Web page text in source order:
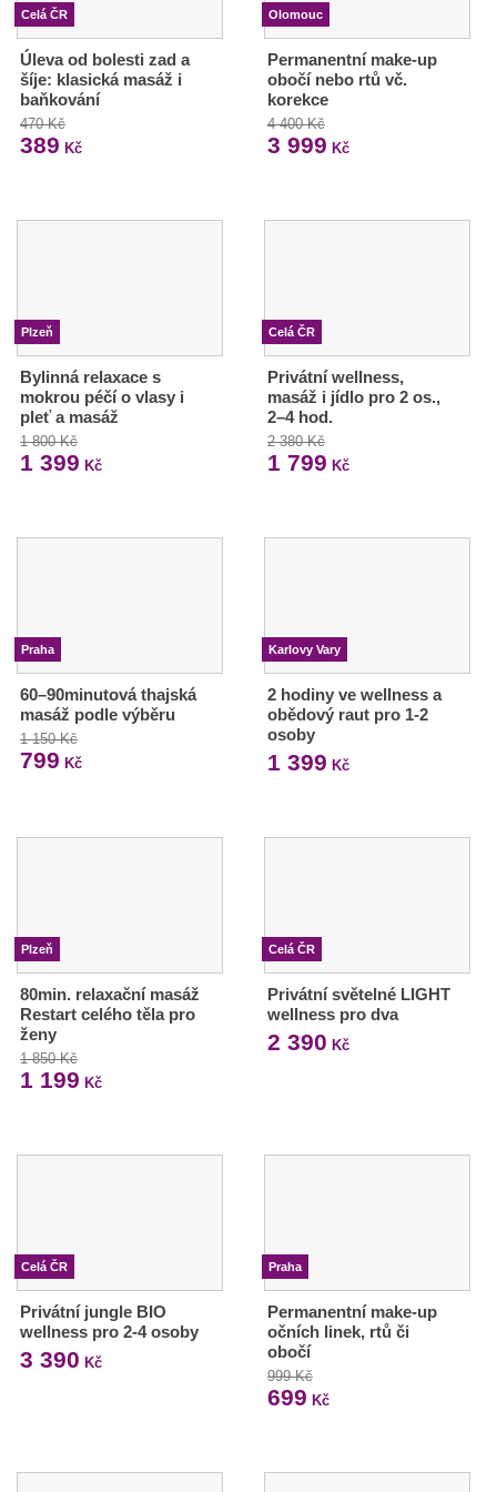
Celá ČR
Úleva od bolesti zad a
šíje: klasická masáž i
baňkování
470 Kč
389 Kč
Olomouc
Permanentní make-up
obočí nebo rtů vč.
korekce
4 400 Kč
3 999 Kč
Plzeň
Bylinná relaxace s
mokrou péčí o vlasy i
pleť a masáž
1 800 Kč
1 399 Kč
Celá ČR
Privátní wellness,
masáž i jídlo pro 2 os.,
2–4 hod.
2 380 Kč
1 799 Kč
Praha
60–90minutová thajská
masáž podle výběru
1 150 Kč
799 Kč
Karlovy Vary
2 hodiny ve wellness a
obědový raut pro 1-2
osoby
1 399 Kč
Plzeň
80min. relaxační masáž
Restart celého těla pro
ženy
1 850 Kč
1 199 Kč
Celá ČR
Privátní světelné LIGHT
wellness pro dva
2 390 Kč
Celá ČR
Privátní jungle BIO
wellness pro 2-4 osoby
3 390 Kč
Praha
Permanentní make-up
očních linek, rtů či
obočí
999 Kč
699 Kč